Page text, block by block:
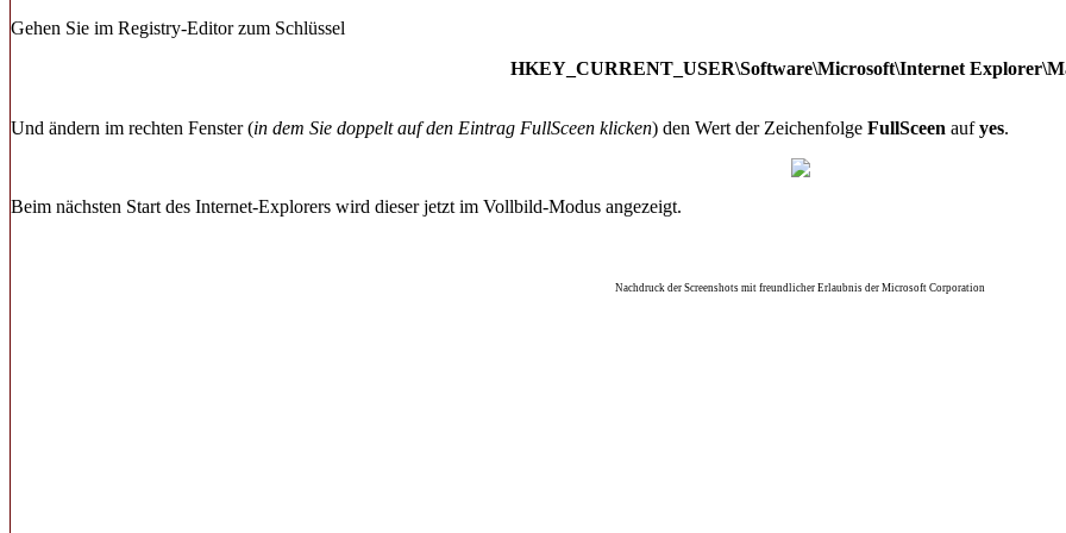
Gehen Sie im Registry-Editor zum Schlüssel
HKEY_CURRENT_USER\Software\Microsoft\Internet
Und ändern im rechten Fenster (in dem Sie doppelt auf den Eintrag FullSceen klicken) den Wert der Zeichenfolge FullSceen aufyes.
Beim nächsten Start des Internet-Explorers wird dieser jetzt im Vollbild-Modus angezeigt.
Nachdruck der Screenshots mit freundlicher Erlaubnis der Microsoft Corporation